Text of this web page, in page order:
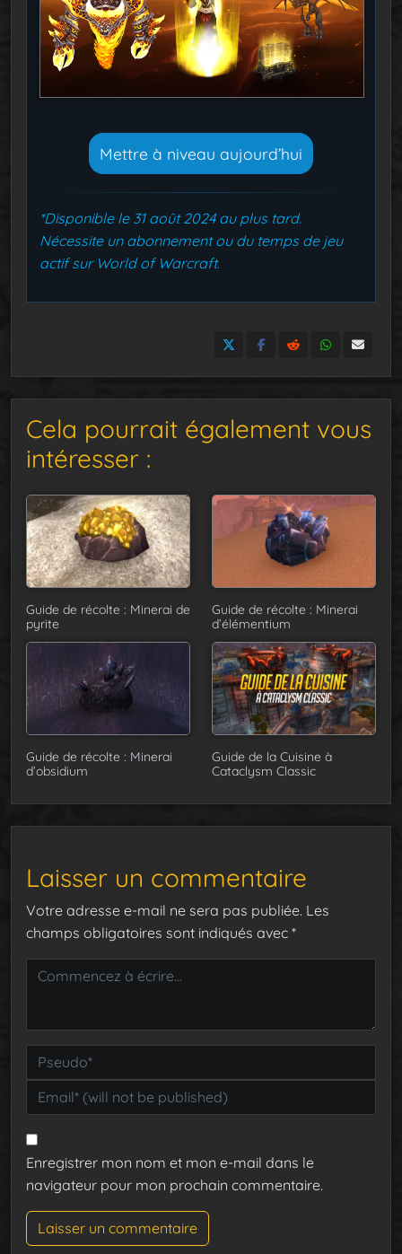
Mettre à niveau aujourd’hui
*Disponible le 31 août 2024 au plus tard.
Nécessite un abonnement ou du temps de jeu
actif sur World of Warcraft.
Cela pourrait également vous
intéresser :
Guide de récolte : Minerai de
pyrite
Guide de récolte : Minerai
d’élémentium
Guide de récolte : Minerai
d’obsidium
Guide de la Cuisine à
Cataclysm Classic
Laisser un commentaire
Votre adresse e-mail ne sera pas publiée. Les
champs obligatoires sont indiqués avec *
Enregistrer mon nom et mon e-mail dans le
navigateur pour mon prochain commentaire.